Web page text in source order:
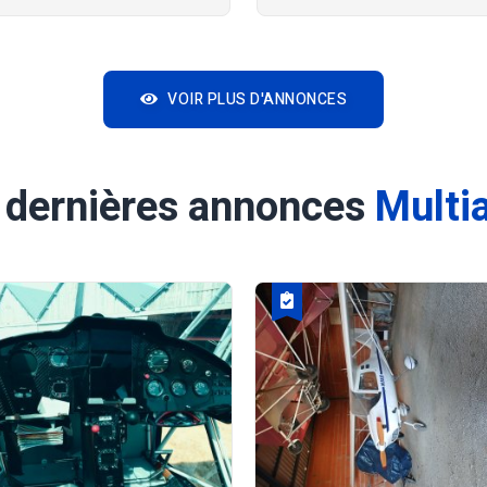
VOIR PLUS D'ANNONCES
annonces